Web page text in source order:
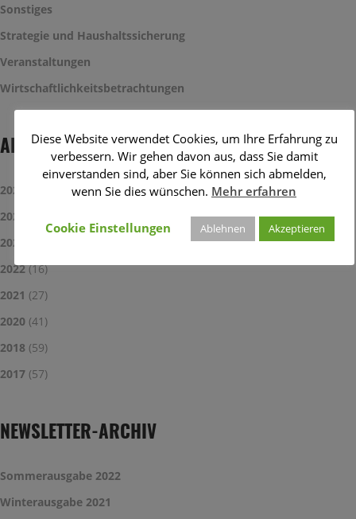
Sonstiges
Strategie und Haushaltssicherung
Veranstaltungen
Wirtschaftlichkeitsbetrachtungen
ARCHIV
2025
2024
2023
2022(16)
2021 (27)
2020 (41)
2018 (59)
2017 (57)
NEWSLETTER-ARCHIV
Sommerausgabe 2022
Winterausgabe 2021
Diese Website verwendet Cookies, um Ihre Erfahrung zu
verbessern. Wir gehen davon aus, dass Sie damit
einverstanden sind, aber Sie können sich abmelden,
wenn Sie dies wünschen. Mehr erfahren
Cookie Einstellungen Ablehnen Akzeptieren